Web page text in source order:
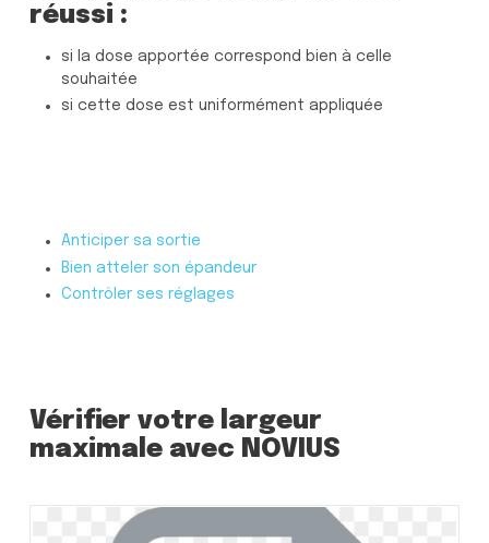
réussi :
si la dose apportée correspond bien à celle
souhaitée
si cette dose est uniformément appliquée
Anticiper sa sortie
Bien atteler son épandeur
Contrôler ses réglages
Vérifier votre largeur
maximale avec NOVIUS